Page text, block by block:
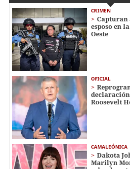
CRIMEN
Capturan
esposo en
Oeste
OFICIAL
Roosevelt
CAMALEÓNICA
Dakota
Marilyn